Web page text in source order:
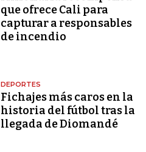
que ofrece Cali para
capturar a responsables
de incendio
DEPORTES
Fichajes más caros en la
historia del fútbol tras la
llegada de Diomandé